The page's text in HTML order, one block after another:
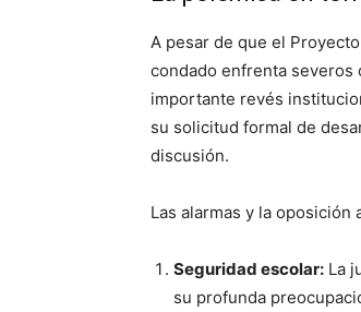
A pesar de que el
condado enfrenta severos
importante revés
su solicitud formal de
discusión.
Las alarmas y la
Seguridad escolar: La
su profunda